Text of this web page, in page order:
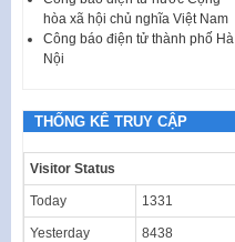
hòa xã hội chủ nghĩa Việt Nam
Công báo điện tử thành phố Hà
Nội
THỐNG KÊ TRUY CẬP
Visitor Status
Today 1331
Yesterday 8438